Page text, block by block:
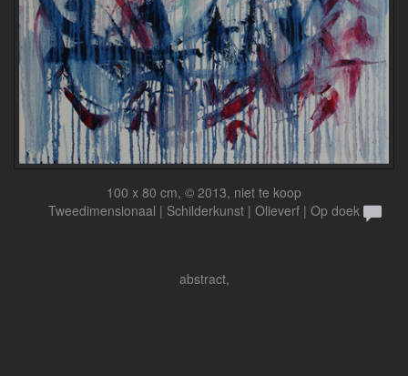
100 x 80 cm, © 2013, niet te koop
Tweedimensionaal | Schilderkunst | Olieverf | Op doek
abstract,